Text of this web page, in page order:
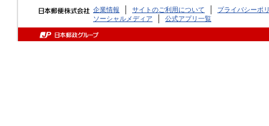
企業情報 サイトのご利用について
プライバシーポ
ソーシャルメディア
公式アプリ一覧